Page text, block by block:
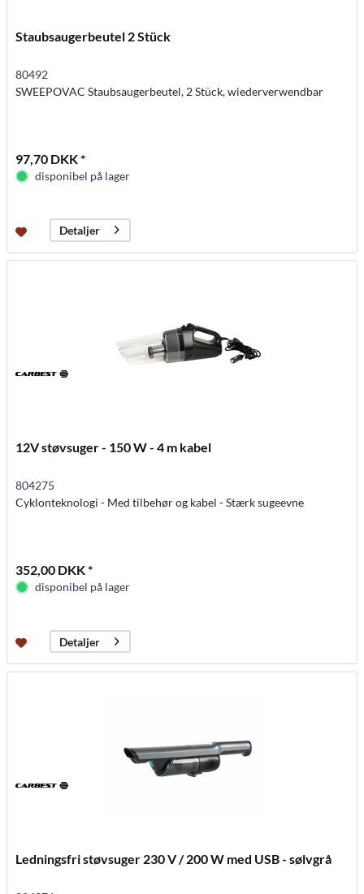
Staubsaugerbeutel 2 Stück
80492
SWEEPOVAC Staubsaugerbeutel, 2 Stück, wiederverwendbar
97,70 DKK *
disponibel på lager
Detaljer
12V støvsuger - 150 W - 4 m kabel
804275
Cyklonteknologi - Med tilbehør og kabel - Stærk sugeevne
352,00 DKK *
disponibel på lager
Detaljer
Ledningsfri støvsuger 230 V / 200 W med USB - sølvgrå